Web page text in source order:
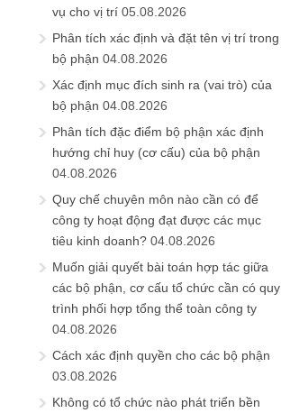
vụ cho vị trí 05.08.2026
Phân tích xác định và đặt tên vị trí trong
bộ phận 04.08.2026
Xác định mục đích sinh ra (vai trò) của
bộ phận 04.08.2026
Phân tích đặc điểm bộ phận xác định
hướng chỉ huy (cơ cấu) của bộ phận
04.08.2026
Quy chế chuyên môn nào cần có để
công ty hoạt động đạt được các mục
tiêu kinh doanh? 04.08.2026
Muốn giải quyết bài toán hợp tác giữa
các bộ phận, cơ cấu tổ chức cần có quy
trình phối hợp tổng thể toàn công ty
04.08.2026
Cách xác định quyền cho các bộ phận
03.08.2026
Không có tổ chức nào phát triển bền